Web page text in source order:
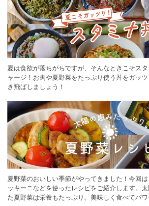
夏は食欲が落ちがちですが、そんなときこそス
ャージ！お肉や夏野菜をたっぷり使う丼をガッ
き飛ばしましょう！
夏野菜のおいしい季節がやってきました！今回
ッキーニなどを使ったレシピをご紹介します。
た夏野菜は栄養もたっぷり。美味しく食べてパ